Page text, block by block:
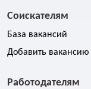
Соискателям
База вакансий
Добавить вакансию
Работодателям